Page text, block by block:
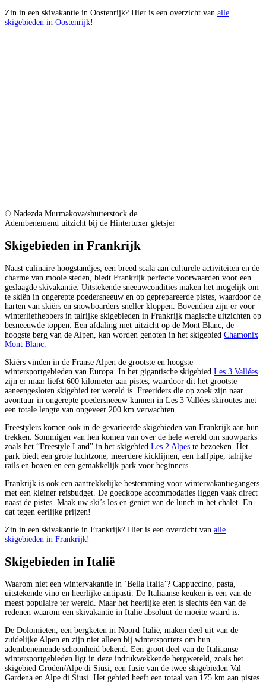
Zin in een skivakantie in Oostenrijk? Hier is een overzicht van alle
skigebieden in Oostenrijk!
© Nadezda Murmakova/shutterstock.de
Adembenemend uitzicht bij de Hintertuxer gletsjer
Skigebieden in Frankrijk
Naast culinaire hoogstandjes, een breed scala aan culturele activiteiten en de
charme van mooie steden, biedt Frankrijk perfecte voorwaarden voor een
geslaagde skivakantie. Uitstekende sneeuwcondities maken het mogelijk om
te skiën in ongerepte poedersneeuw en op geprepareerde pistes, waardoor de
harten van skiërs en snowboarders sneller kloppen. Bovendien zijn er voor
winterliefhebbers in talrijke skigebieden in Frankrijk magische uitzichten op
besneeuwde toppen. Een afdaling met uitzicht op de Mont Blanc, de
hoogste berg van de Alpen, kan worden genoten in het skigebied Chamonix
Mont Blanc
Skiërs vinden in de Franse Alpen de grootste en hoogste
wintersportgebieden van Europa. In het gigantische skigebied Les 3 Vallées
zijn er maar liefst 600 kilometer aan pistes, waardoor dit het grootste
aaneengesloten skigebied ter wereld is. Freeriders die op zoek zijn naar
avontuur in ongerepte poedersneeuw kunnen in Les 3 Vallées skiroutes met
een totale lengte van ongeveer 200 km verwachten.
Freestylers komen ook in de gevarieerde skigebieden van Frankrijk aan hun
trekken. Sommigen van hen komen van over de hele wereld om snowparks
zoals het “Freestyle Land” in het skigebied Les 2 Alpes te bezoeken. Het
park biedt een grote luchtzone, meerdere kicklijnen, een halfpipe, talrijke
rails en boxen en een gemakkelijk park voor beginners.
Frankrijk is ook een aantrekkelijke bestemming voor wintervakantiegangers
met een kleiner reisbudget. De goedkope accommodaties liggen vaak direct
naast de pistes. Maak uw ski’s los en geniet van de lunch in het chalet. En
dat tegen eerlijke prijzen!
Zin in een skivakantie in Frankrijk? Hier is een overzicht van alle
skigebieden in Frankrijk!
Skigebieden in Italië
Waarom niet een wintervakantie in ‘Bella Italia’? Cappuccino, pasta,
uitstekende vino en heerlijke antipasti. De Italiaanse keuken is een van de
meest populaire ter wereld. Maar het heerlijke eten is slechts één van de
redenen waarom een skivakantie in Italië absoluut de moeite waard is.
De Dolomieten, een bergketen in Noord-Italië, maken deel uit van de
zuidelijke Alpen en zijn niet alleen bij wintersporters om hun
adembenemende schoonheid bekend. Een groot deel van de Italiaanse
wintersportgebieden ligt in deze indrukwekkende bergwereld, zoals het
skigebied Gröden/Alpe di Siusi, een fusie van de twee skigebieden Val
Gardena en Alpe di Siusi. Het gebied heeft een totaal van 175 km aan pistes